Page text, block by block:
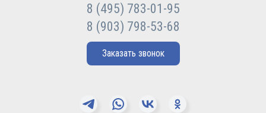
8 (495) 783-01-95
8 (903) 798-53-68
Заказать звонок